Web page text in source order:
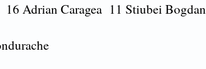
Adrian Caragea 11 Stiubei Bogdan